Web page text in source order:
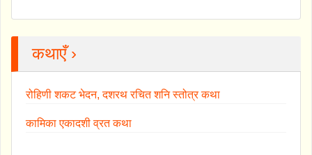
कथाएँ ›
रोहिणी शकट भेदन, दशरथ रचित शनि स्तोत्र कथा
कामिका एकादशी व्रत कथा